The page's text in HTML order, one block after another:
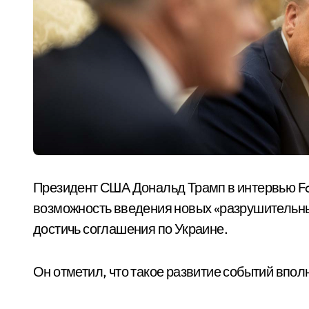
Президент США Дональд Трамп в интервью
возможность введения новых
достичь соглашения по Украине.
Он отметил, что такое развитие событий